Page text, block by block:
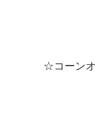
☆コーン